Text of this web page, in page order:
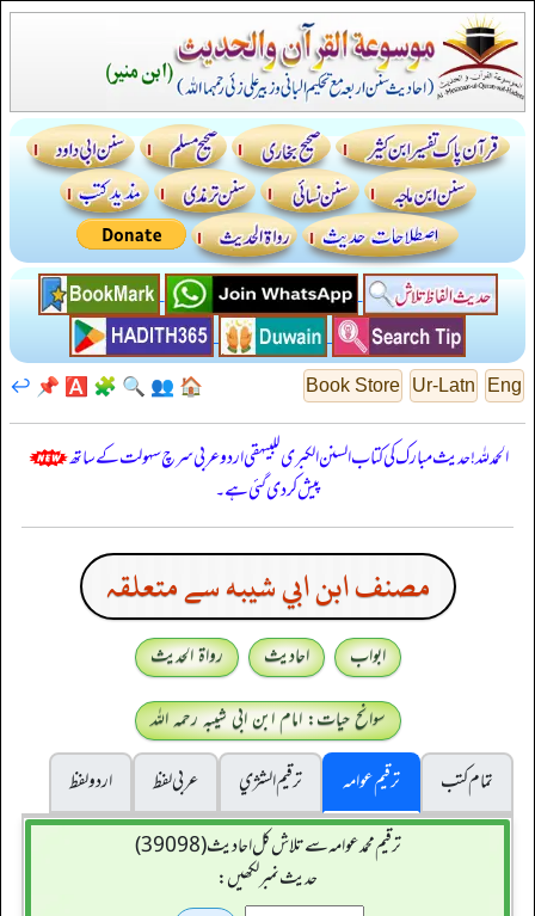
Eng
Ur-Latn
Book Store
🏠
👥
🔍
🧩
🅰️
📌
↩️
الحمدللہ! حدیث مبارک کی کتاب السنن الكبرى للبيهقي اردو عربی سرچ سہولت کے ساتھ
پیش کر دی گئی ہے۔
مصنف ابن ابي شيبه سے متعلقہ
ابواب احادیث
رواۃ الحدیث
سوانح حیات: امام ابن ابی شیبہ رحمہ اللہ
تمام کتب
ترقیم عوامہ ترقيم الشژي عربی لفظ
اردو لفظ
ترقیم محمدعوامہ سے تلاش کل احادیث (39098)
حدیث نمبر لکھیں: